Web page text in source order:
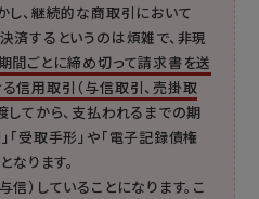
し、継続的な商取引において
済するというのは煩雑で、非現
間ごとに締め切って請求書を送
信用取引（与信取引、売掛取
してから、支払われるまでの期
「受取手形」や「電子記録債権
なります。
）していることになります。こ